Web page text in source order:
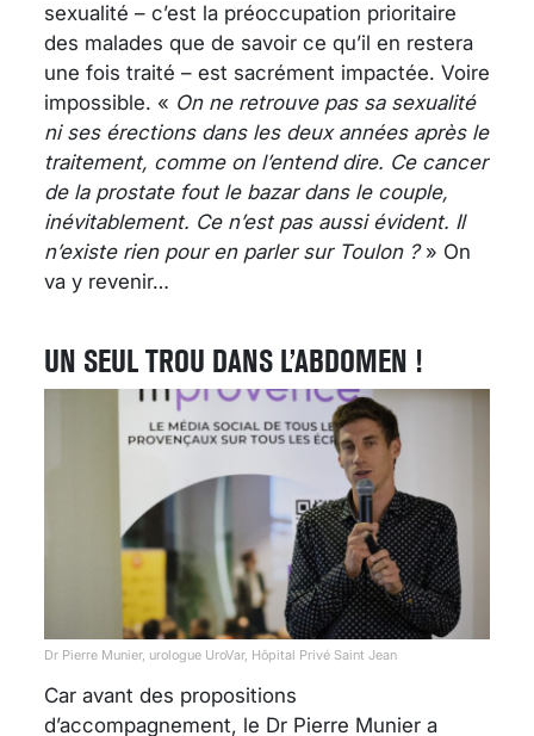
sexualité – c’est la préoccupation prioritaire
des malades que de savoir ce qu’il en restera
une fois traité – est sacrément impactée. Voire
impossible. « On ne retrouve pas sa sexualité
ni ses érections dans les deux années après le
traitement, comme on l’entend dire. Ce cancer
de la prostate fout le bazar dans le couple,
inévitablement. Ce n’est pas aussi évident. Il
n’existe rien pour en parler sur Toulon ?» On
va y revenir…
UN SEUL TROU DANS L’ABDOMEN !
Dr Pierre Munier, urologue UroVar, Hôpital Privé Saint Jean
Car avant des propositions
d’accompagnement, le Dr Pierre Munier a